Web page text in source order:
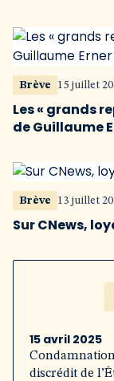
Brève 15 juillet
Les « grands
de Guillaume
Brève 13 juillet
Sur CNews,
15 avril 2025
discrédit de